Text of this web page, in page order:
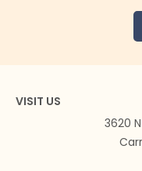
VISIT US
3620